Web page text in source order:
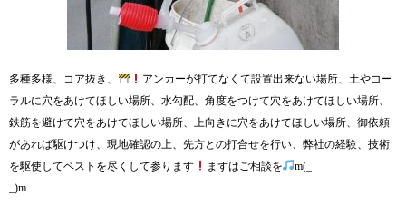
多種多様、コア抜き、
アンカーが打てなくて設置出来ない場所、土やコー
ラルに穴をあけてほしい場所、水勾配、角度をつけて穴をあけてほしい場所、
鉄筋を避けて穴をあけてほしい場所、上向きに穴をあけてほしい場所、御依頼
があれば駆けつけ、現地確認の上、先方との打合せを行い、弊社の経験、技術
を駆使してベストを尽くして参ります
まずはご相談を
m(_
_)m